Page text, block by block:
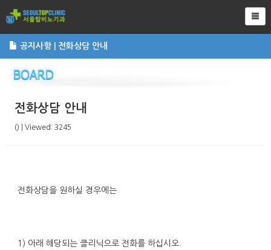
공지사항 | 전화상담 안내
전화상담 안내
() | Viewed: 3245
전화상담을 원하실 경우에는
1) 아래 해당되는 클리닉으로 전화를 하십시오.